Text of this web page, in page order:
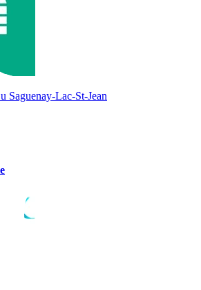
Saguenay-Lac-St-Jean